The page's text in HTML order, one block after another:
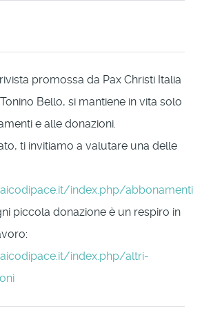
promossa da Pax Christi Italia
Bello, si mantiene in vita solo
e alle donazioni.
ti invitiamo a valutare una delle
index.php/abbonamenti
piccola donazione è un respiro in
index.php/altri-